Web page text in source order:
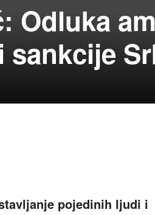
Odluka
sankcije
pojedinih ljudi i